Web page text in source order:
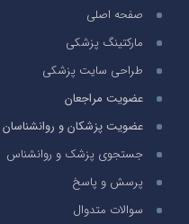
صفحه اصلی
مارکتینگ پزشکی
طراحی سایت پزشکی
عضویت مراجعان
عضویت پزشکان و روانشناسان
جستجوی پزشک و روانشناس
پرسش و پاسخ
سوالات متدوال